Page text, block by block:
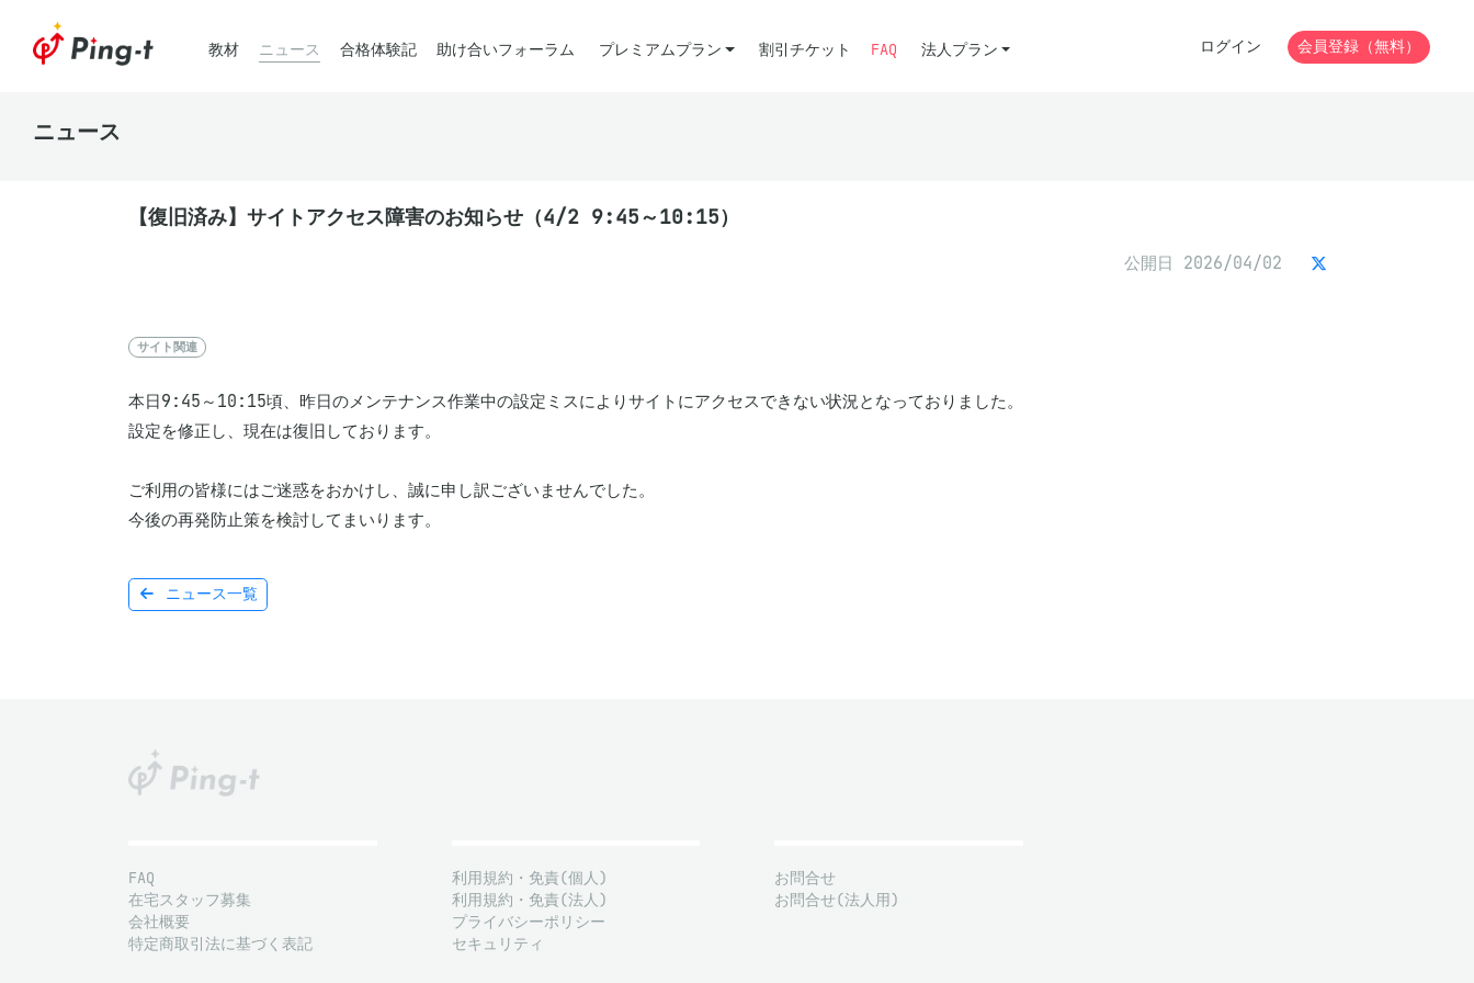
教材 ニュース 合格体験記 助け合いフォーラム プレミアムプラン 割引チケット FAQ 法人プラン ログイン 会員登録（無料）
ニュース
【復旧済み】サイトアクセス障害のお知らせ（4/2 9:45～10:15）
公開日 2026/04/02
サイト関連
本日9:45～10:15頃、昨日のメンテナンス作業中の設定ミスによりサイトにアクセスできない状況となっておりました。
設定を修正し、現在は復旧しております。
ご利用の皆様にはご迷惑をおかけし、誠に申し訳ございませんでした。
今後の再発防止策を検討してまいります。
ニュース一覧
FAQ
在宅スタッフ募集
会社概要
特定商取引法に基づく表記
利用規約・免責(個人)
利用規約・免責(法人)
プライバシーポリシー
セキュリティ
お問合せ
お問合せ(法人用)